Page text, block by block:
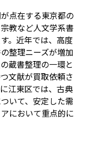
点在する東京都の
教など人文学系書
。近年では、高度
整理ニーズが増加
蔵書整理の一環と
文献が買取依頼さ
江東区では、古典
いて、安定した需
において重点的に